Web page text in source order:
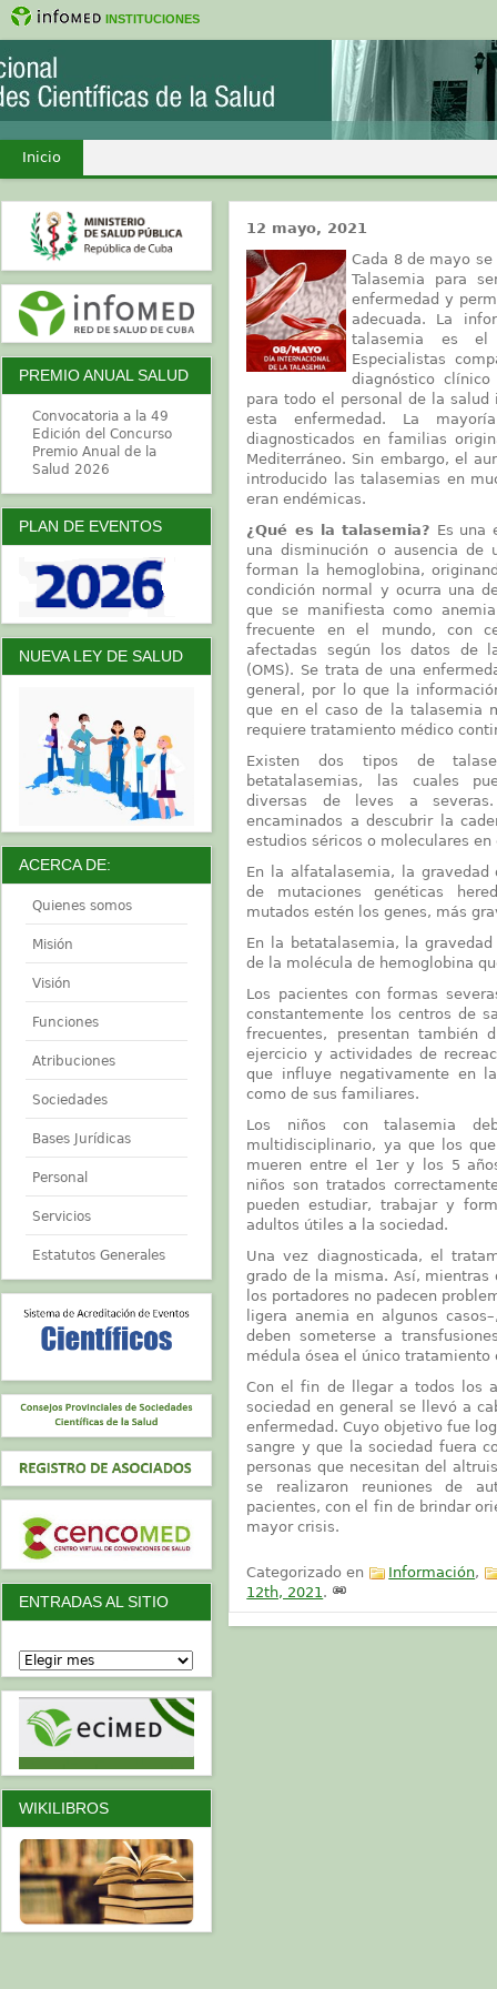
INSTITUCIONES
Inicio
12 mayo, 2021
Cada 8 de mayo
Talasemia para
enfermedad y
adecuada. La
talasemia es
Especialistas
diagnóstico
para todo el personal de la salud
esta enfermedad. La
diagnosticados en familias
Mediterráneo. Sin embargo, el
introducido las talasemias en
eran endémicas.
¿Qué es la talasemia? Es una
una disminución o ausencia de
forman la hemoglobina,
condición normal y ocurra una
que se manifiesta como
frecuente en el mundo, con
afectadas según los datos de
(OMS). Se trata de una
general, por lo que la
que en el caso de la talasemia
requiere tratamiento médico
Existen dos tipos de
betatalasemias, las cuales
diversas de leves a
encaminados a descubrir la
estudios séricos o moleculares en
En la alfatalasemia, la
de mutaciones genéticas
mutados estén los genes, más
En la betatalasemia, la
de la molécula de hemoglobina
Los pacientes con formas
constantemente los centros de
frecuentes, presentan también
ejercicio y actividades de
que influye negativamente en
como de sus familiares.
Los niños con talasemia
multidisciplinario, ya que los
mueren entre el 1er y los 5
niños son tratados
pueden estudiar, trabajar y
adultos útiles a la sociedad.
Una vez diagnosticada, el
grado de la misma. Así,
los portadores no padecen
ligera anemia en algunos
deben someterse a
médula ósea el único tratamiento
Con el fin de llegar a todos los
sociedad en general se llevó a
enfermedad. Cuyo objetivo fue
sangre y que la sociedad fuera
personas que necesitan del
se realizaron reuniones de
pacientes, con el fin de brindar
mayor crisis.
Categorizado en Información,
12th, 2021.
PREMIO ANUAL SALUD
Convocatoria a la 49
Edición del Concurso
Premio Anual de la
Salud 2026
PLAN DE EVENTOS
NUEVA LEY DE SALUD
ACERCA DE:
Quienes somos
Misión
Visión
Funciones
Atribuciones
Sociedades
Bases Jurídicas
Personal
Servicios
Estatutos Generales
ENTRADAS AL SITIO
WIKILIBROS